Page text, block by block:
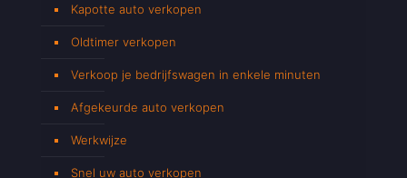
Kapotte auto verkopen
Oldtimer verkopen
Verkoop je bedrijfswagen in enkele minuten
Afgekeurde auto verkopen
Werkwijze
Snel uw auto verkopen